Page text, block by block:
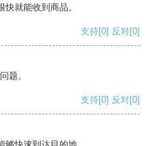
就能收到商品。
支持[0] 反对[0]
题。
支持[0] 反对[0]